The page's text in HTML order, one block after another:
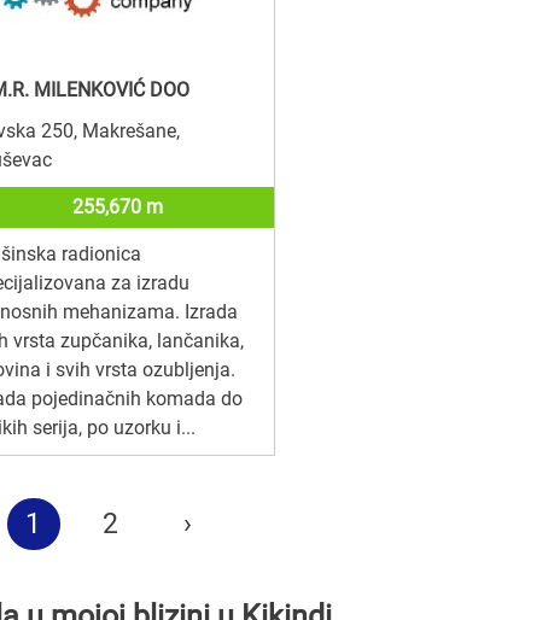
MILENKOVIĆ DOO
250, Makrešane,
255,670 m
radionica
za izradu
mehanizama. Izrada
vrsta zupčanika, lančanika,
i svih vrsta ozubljenja.
pojedinačnih komada do
serija, po uzorku i...
1 2 ›